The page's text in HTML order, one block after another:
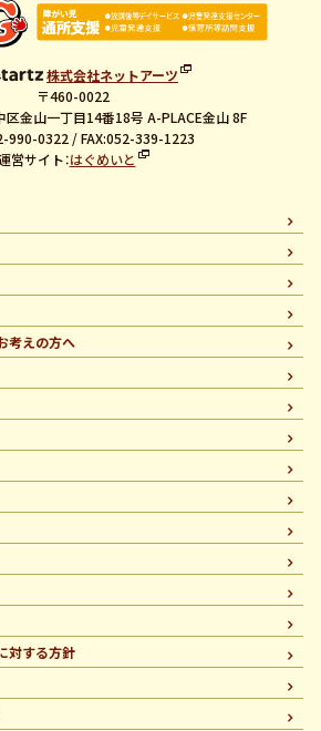
株式会社ネットアーツ
〒460-0022
区金山一丁目14番18号 A-PLACE金山 8F
990-0322 / FAX:052-339-1223
営サイト：はぐめいと
考えの方へ
対する方針